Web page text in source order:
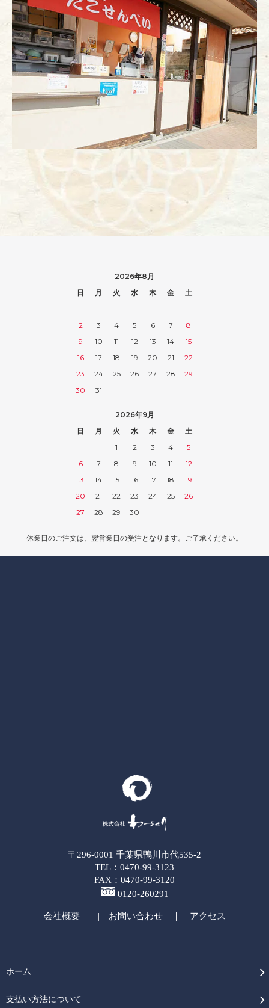
2026年8月
日
月 火 水 木 金
土
1
2
3 4 5 6 7
8
9
10 11 12 13 14
15
16
17 18 19 20 21
22
23
24 25 26 27 28
29
30
31
2026年9月
日
月 火 水 木 金
土
1
2 3 4
5
6
7 8 9 10 11
12
13
14 15 16 17 18
19
20
21 22 23 24 25
26
27
28 29 30
休業日のご注文は、翌営業日の受注となります。ご了承ください。
〒296-0001 千葉県鴨川市代535-2
TEL：0470-99-3123
FAX：0470-99-3120
0120-260291
会社概要| お問い合わせ｜ アクセス
ホーム
支払い方法について